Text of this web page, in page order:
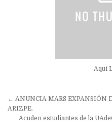
Aquí
Navegación
de
entradas
← ANUNCIA MARS EXPANSIÓN
ARIZPE.
Acuden estudiantes de la